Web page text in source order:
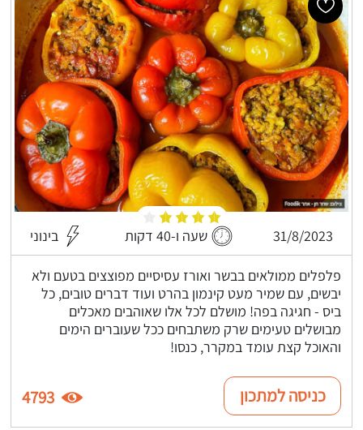
31/8/2023 שעה ו-40 דקות בינוני
פלפלים ממולאים בבשר ואורז עסיסיים מפוצצים בטעם ולא
יבשים, עם שמיר מעט קינמון בהרט ועוד דברים טובים, כל
ביס - חגיגה בפה! מושלם לכל אלו שאוהבים מאכלים
מבושלים טעימים שרק משתבחים ככל שעוברים הימים
והאוכל קצת עומד במקרר, כנסו!
כניסה למתכון 4793